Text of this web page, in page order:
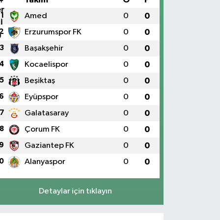
1 Amed 0 0
Erzurumspor FK 0 0
3 Başakşehir 0 0
Kocaelispor 0 0
5 Beşiktaş 0 0
Eyüpspor 0 0
7 Galatasaray 0 0
8 Çorum FK 0 0
Gaziantep FK 0 0
Alanyaspor 0 0
Detaylar için tıklayın